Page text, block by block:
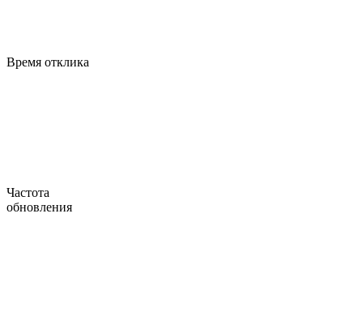
Время отклика
Частота
обновления